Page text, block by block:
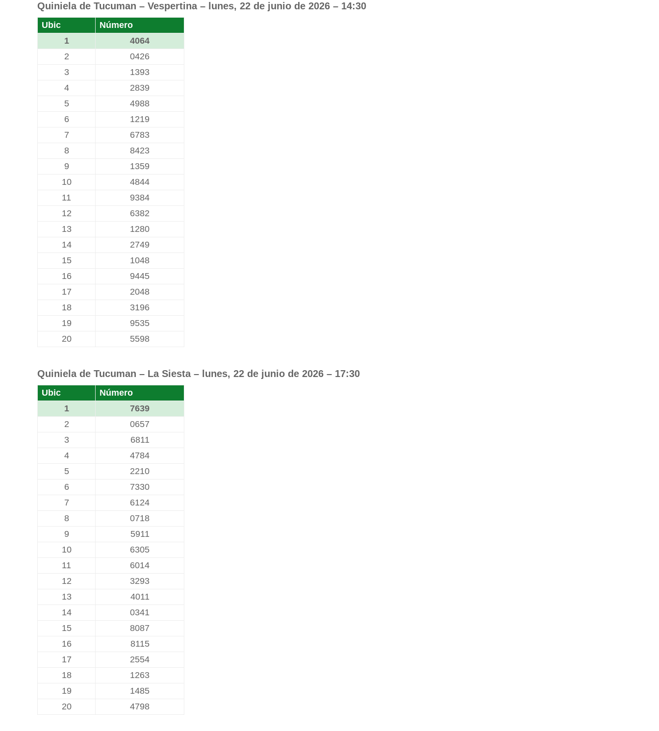
Quiniela de Tucuman – Vespertina – lunes, 22 de junio de 2026 – 14:30
Ubic
Número
1
4064
2
0426
3
1393
4
2839
5
4988
6
1219
7
6783
8
8423
9
1359
10
4844
11
9384
12
6382
13
1280
14
2749
15
1048
16
9445
17
2048
18
3196
19
9535
20
5598
Quiniela de Tucuman – La Siesta – lunes, 22 de junio de 2026 – 17:30
Ubic
Número
1
7639
2
0657
3
6811
4
4784
5
2210
6
7330
7
6124
8
0718
9
5911
10
6305
11
6014
12
3293
13
4011
14
0341
15
8087
16
8115
17
2554
18
1263
19
1485
20
4798